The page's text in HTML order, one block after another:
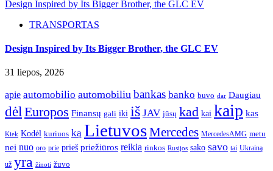
Design Inspired by Its Bigger Brother, the GLC EV
TRANSPORTAS
Design Inspired by Its Bigger Brother, the GLC EV
31 liepos, 2026
apie automobilio automobiliu bankas banko buvo dar Daugiau
dėl Europos Finansų gali iki iš JAV jūsų kad kai kaip kas
Kiek Kodėl kuriuos ką LietuvosMercedes MercedesAMG metu
nei nuo oro prie prieš priežiūros reikia rinkos Rusijos sako savo tai Ukrainą
už yra žinoti žuvo